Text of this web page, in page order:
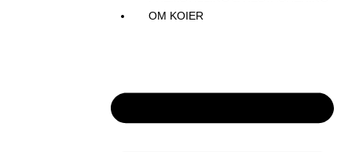
OM KOIER